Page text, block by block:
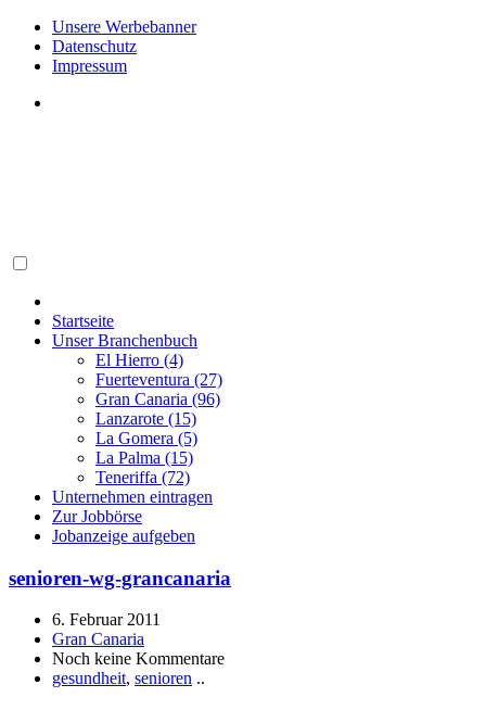
Unsere Werbebanner
Datenschutz
Impressum
Startseite
Unser Branchenbuch
El Hierro (4)
Fuerteventura (27)
Gran Canaria (96)
Lanzarote (15)
La Gomera (5)
La Palma (15)
Teneriffa (72)
Unternehmen eintragen
Zur Jobbörse
Jobanzeige aufgeben
senioren-wg-grancanaria
6. Februar 2011
Gran Canaria
Noch keine Kommentare
gesundheit, senioren ..